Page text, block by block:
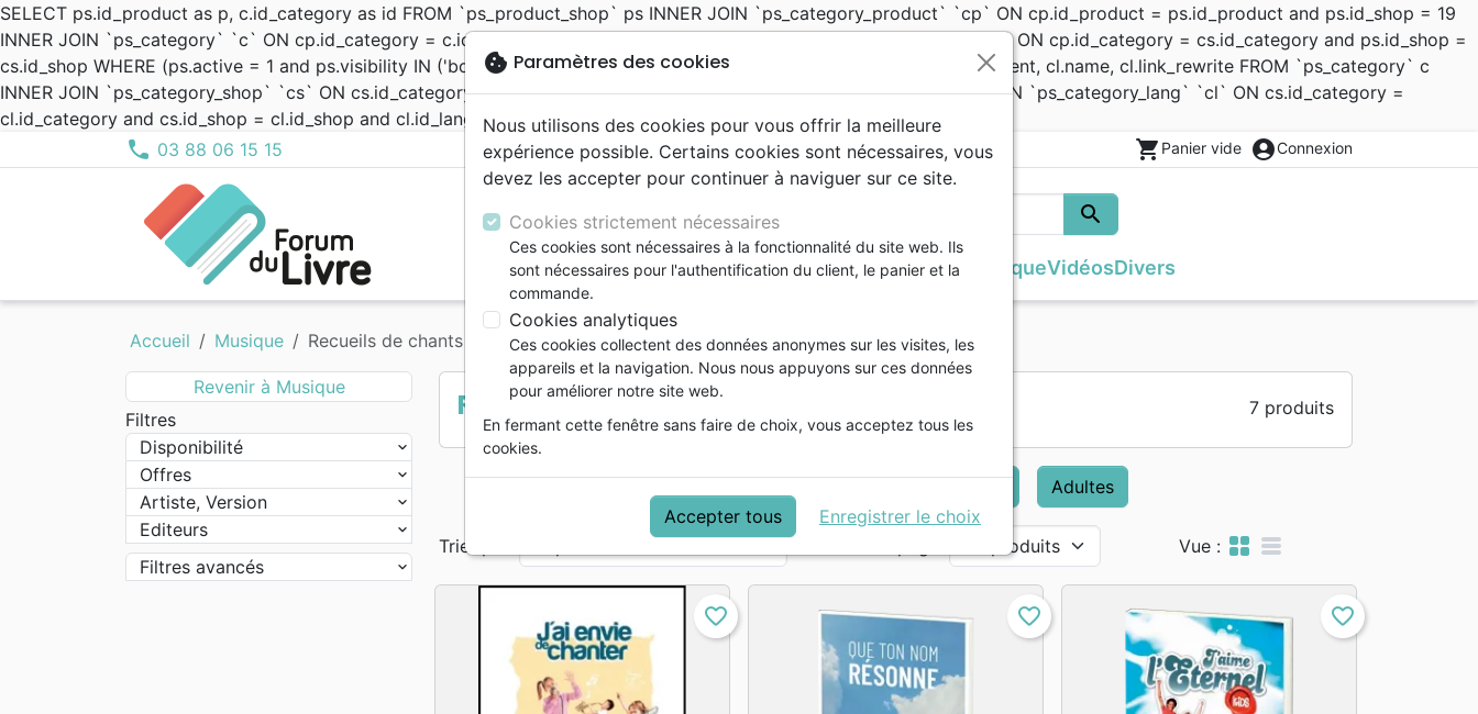
SELECT ps.id_product as p, c.id_category as id FROM `ps_product_shop` ps INNER JOIN `ps_category_product` `cp` ON cp.id_product = ps.id_product and ps.id_shop = 19
INNER JOIN `ps_category` `c` ON cp.id_category = c.id_category and c.active = 1 INNER JOIN `ps_category_shop` `cs` ON cp.id_category = cs.id_category and ps.id_shop =
cs.id_shop WHERE (ps.active = 1 and ps.visibility IN ('both', 'search')) SELECT c.id_category as id, c.level_depth, c.id_parent, cl.name, cl.link_rewrite FROM `ps_category` c
INNER JOIN `ps_category_shop` `cs` ON cs.id_category = c.id_category and c.active = 1 and cs.id_shop = 19 INNER JOIN `ps_category_lang` `cl` ON cs.id_category =
cl.id_category and cs.id_shop = cl.id_shop and cl.id_lang = 1 ORDER BY cs.position
phone 03 88 06 15 15 shopping_cart Panier vide account_circleConnexion
search
Rechercher
NouveautésBibles
Nuova Traduzione Vivente
Bibles d'étude
Bibles petit format
Bibles grand format
Nouveaux Testaments
Portions
Evangiles
eBook
Applications
Segond 21
Segond
Darby
Semeur
Livres
Commentaires
Erudition
Apologétique
Doctrine
Edification
Eglise
Evangelisation
Enfants
Formation
Bandes dessinées
eBooks
Biographies
Erudition
Doctrine
Edification
Actualité
Eglise
Jeunesse
Éthique
Famille, Couple
Méditations
Souffrance, Relation d'aide
Apologétique
Formation
Nouvel Age, Esoterisme
Jeunesse
4 - 6 ans
6 - 9 ans
9 - 12 ans
Bibles jeunesse
Musique
MP3
Blues, Jazz, RnB
Noël, Musique de fête
Classique
Compilations
Country, Latino, Folk
Electro
Jeunesse
Gospel, Soul
Instrumental
Louange, Adoration
Pop, Rock
Vidéos
Epoque Biblique
Dessins animés
Enseignement, conférences
Documentaires, reportages
Divers
Cartes
Habits
Evangelisation
Logiciels
Jeux
Papeterie
Tableaux et posters
Accueil Musique Recueils de chants
Revenir à Musique
Filtres
Disponibilité
Offres
Artiste, Version
Editeurs
Filtres avancés
Recueils de chants 7 produits
Adultes
Trier par : Vue : grid_view table_rows
favorite_border favorite_border favorite_border
cookie Paramètres des cookies
Nous utilisons des cookies pour vous offrir la meilleure
expérience possible. Certains cookies sont nécessaires, vous
devez les accepter pour continuer à naviguer sur ce site.
Cookies strictement nécessaires
Ces cookies sont nécessaires à la fonctionnalité du site web. Ils
sont nécessaires pour l'authentification du client, le panier et la
commande.
Cookies analytiques
Ces cookies collectent des données anonymes sur les visites, les
appareils et la navigation. Nous nous appuyons sur ces données
pour améliorer notre site web.
En fermant cette fenêtre sans faire de choix, vous acceptez tous les
cookies.
Accepter tous Enregistrer le choix